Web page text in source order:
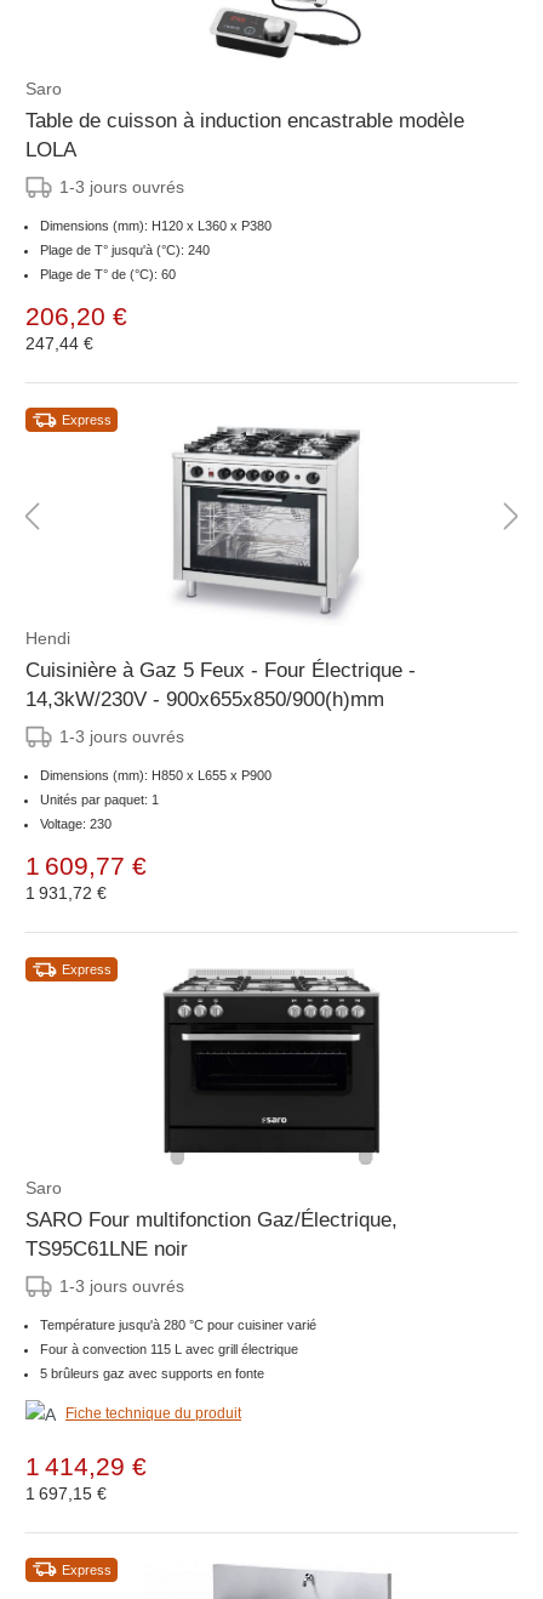
Saro
Table de cuisson à induction encastrable modèle
LOLA
1-3 jours ouvrés
Dimensions (mm): H120 x L360 x P380
Plage de T° jusqu'à (°C): 240
Plage de T° de (°C): 60
206,20 €
247,44 €
Express
Hendi
Cuisinière à Gaz 5 Feux - Four Électrique -
14,3kW/230V - 900x655x850/900(h)mm
1-3 jours ouvrés
Dimensions (mm): H850 x L655 x P900
Unités par paquet: 1
Voltage: 230
1 609,77 €
1 931,72 €
Express
Saro
SARO Four multifonction Gaz/Électrique,
TS95C61LNE noir
1-3 jours ouvrés
Température jusqu'à 280 °C pour cuisiner varié
Four à convection 115 L avec grill électrique
5 brûleurs gaz avec supports en fonte
Fiche technique du produit
1 414,29 €
1 697,15 €
Express